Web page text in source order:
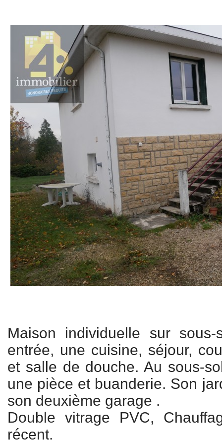
Maison individuelle sur sous-
entrée, une cuisine, séjour,
et salle de douche. Au sous-
une pièce et buanderie. Son
son deuxième garage .
Double vitrage PVC,
récent.